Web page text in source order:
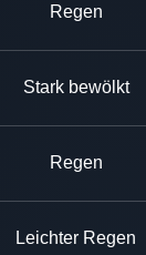
Regen
Stark bewölkt
Regen
Leichter Regen